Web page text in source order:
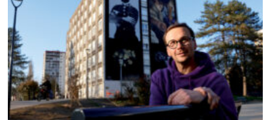
modernisé
des
voies
du
tramway